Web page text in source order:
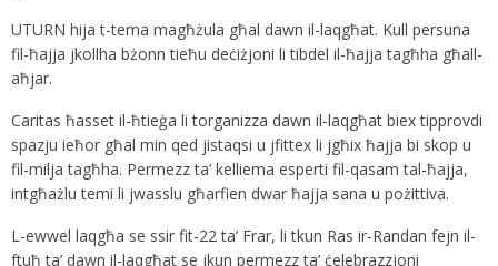
UTURN hija t-tema magħżula għal dawn il-laqgħat. Kull persuna
fil-ħajja jkollha bżonn tieħu deċiżjoni li tibdel il-ħajja tagħha għall-
aħjar.
Caritas ħasset il-ħtieġa li torganizza dawn il-laqgħat biex tipprovdi
spazju ieħor għal min qed jistaqsi u jfittex li jgħix ħajja bi skop u
fil-milja tagħha. Permezz ta’ kelliema esperti fil-qasam tal-ħajja,
intgħażlu temi li jwasslu għarfien dwar ħajja sana u pożittiva.
L-ewwel laqgħa se ssir fit-22 ta’ Frar, li tkun Ras ir-Randan fejn il-
ftuħ ta’ dawn il-laqgħat se jkun permezz ta’ ċelebrazzjoni